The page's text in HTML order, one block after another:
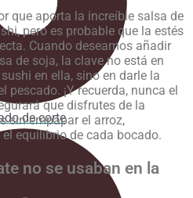
de corte
que aporta la increíble salsa de
pero es probable que la estés
Cuando deseamos añadir
de soja, la clave no está en
en ella, sino en darle la
¡Y recuerda, nunca el
que disfrutes de la
sin empapar el arroz,
equilibrio de cada bocado.
no se usaban en la